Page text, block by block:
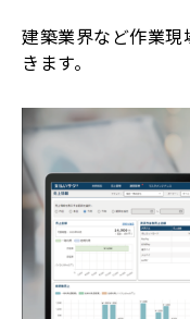
建築業界など作業
きます。